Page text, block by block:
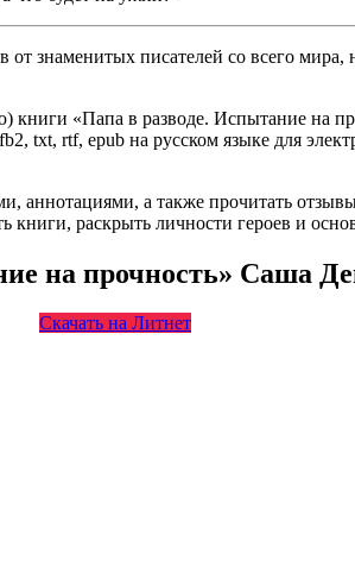
знаменитых писателей со всего мира,
«Папа в разводе. Испытание на
txt, rtf, epub на русском языке для
аннотациями, а также прочитать
раскрыть личности героев и
на прочность» Саша
Скачать на Литнет